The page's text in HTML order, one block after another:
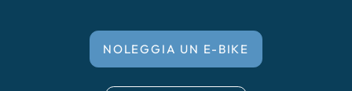
NOLEGGIA UN E-BIKE